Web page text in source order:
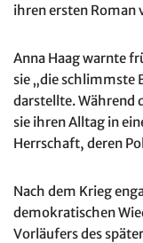
ihren ersten
Anna Haag warnte
sie „die schlimmste
darstellte. Während
sie ihren Alltag in
Herrschaft, deren
Nach dem Krieg
demokratischen
Vorläufers des